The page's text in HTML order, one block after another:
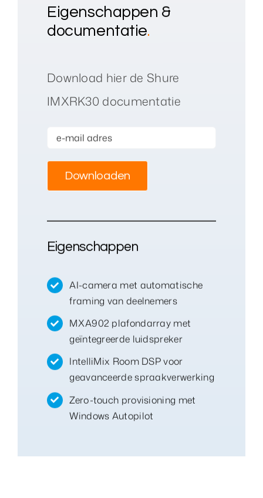
Eigenschappen &
documentatie.
Download hier de Shure
IMXRK30 documentatie
Eigenschappen
AI-camera met automatische
framing van deelnemers
MXA902 plafondarray met
geïntegreerde luidspreker
IntelliMix Room DSP voor
geavanceerde spraakverwerking
Zero-touch provisioning met
Windows Autopilot